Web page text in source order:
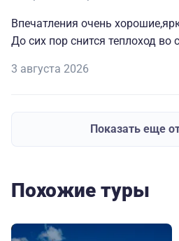
Впечатления очень
До сих пор снится теплоход во
3 августа 2026
Показать еще
Похожие туры